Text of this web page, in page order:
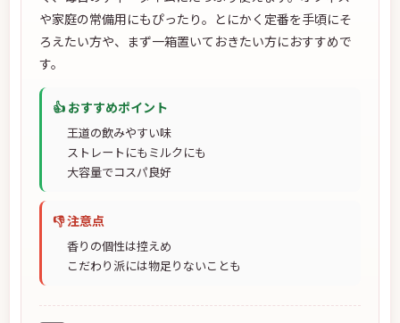
や家庭の常備用にもぴったり。とにかく定番を手頃にそ
ろえたい方や、まず一箱置いておきたい方におすすめで
す。
👍 おすすめポイント
王道の飲みやすい味
ストレートにもミルクにも
大容量でコスパ良好
👎 注意点
香りの個性は控えめ
こだわり派には物足りないことも